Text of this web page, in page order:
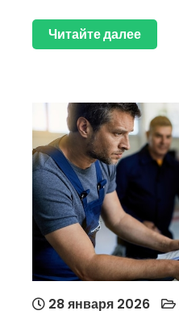
Читайте далее
28 января 2026